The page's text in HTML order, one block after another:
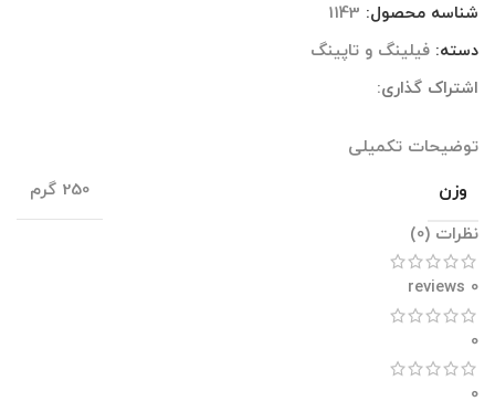
شناسه محصول: 1143
دسته: فیلینگ و تاپینگ
اشتراک گذاری:
توضیحات تکمیلی
وزن
250 گرم
نظرات (0)
0 reviews
0
0